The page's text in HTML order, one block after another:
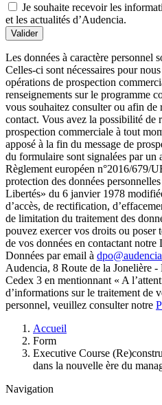
Je souhaite recevoir les
et les actualités d’Audencia.
Valider
Les données à caractère personnel
Celles-ci sont nécessaires pour
opérations de prospection
renseignements sur le programme
vous souhaitez consulter ou afin de
contact. Vous avez la possibilité de
prospection commerciale à tout
apposé à la fin du message de
du formulaire sont signalées par un
Règlement européen n°2016/679/
protection des données
Libertés» du 6 janvier 1978
d’accès, de rectification,
de limitation du traitement des
pouvez exercer vos droits ou poser
de vos données en contactant notre
Données par email à
Audencia, 8 Route de la Jonelière
Cedex 3 en mentionnant « A
d’informations sur le traitement de
personnel, veuillez consulter notre
d'Ariane
Accueil
Form
Executive Course
dans la nouvelle ère du
Navigation